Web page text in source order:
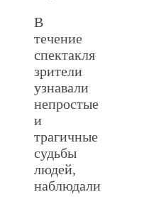
В
течение
спектакля
зрители
узнавали
непростые
и
трагичные
судьбы
людей,
наблюдали